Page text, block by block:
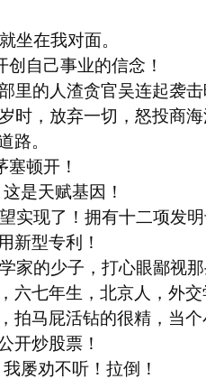
坐在我对面。
自己事业的信念！
里的人渣贪官吴连起袭
时，放弃一切，怒投商
路。
顿开！
是天赋基因！
实现了！拥有十二项发
新型专利！
家的少子，打心眼鄙视
六七年生，北京人，外
拍马屁活钻的很精，当
开炒股票！
屡劝不听！拉倒！